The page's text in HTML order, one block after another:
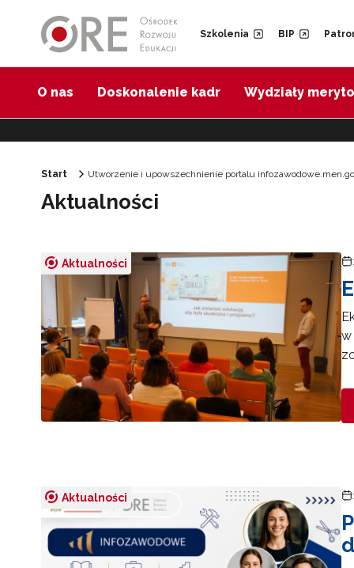
Szkolenia BIP
O nas Doskonalenie kadr Wydziały
Start Utworzenie i upowszechnienie portalu
Aktualności
Aktualności
w
Aktualności